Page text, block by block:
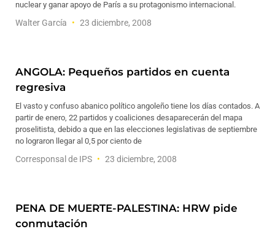
nuclear y ganar apoyo de París a su protagonismo internacional.
Walter García 23 diciembre, 2008
ANGOLA: Pequeños partidos en cuenta
regresiva
El vasto y confuso abanico político angoleño tiene los días contados. A
partir de enero, 22 partidos y coaliciones desaparecerán del mapa
proselitista, debido a que en las elecciones legislativas de septiembre
no lograron llegar al 0,5 por ciento de
Corresponsal de IPS 23 diciembre, 2008
PENA DE MUERTE-PALESTINA: HRW pide
conmutación